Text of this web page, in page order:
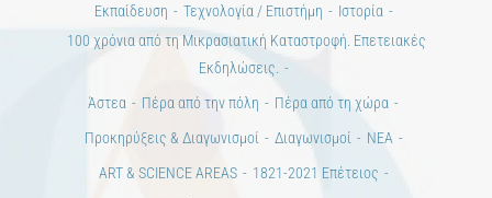
Εκπαίδευση
Τεχνολογία / Επιστήμη
Ιστορία
100 χρόνια από τη Μικρασιατική Καταστροφή. Επετειακές
Εκδηλώσεις.
Άστεα
Πέρα από την πόλη
Πέρα από τη χώρα
Προκηρύξεις & Διαγωνισμοί
Διαγωνισμοί
ΝΕΑ
ART & SCIENCE AREAS
1821-2021 Επέτειος